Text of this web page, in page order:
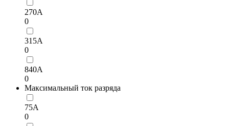
270A
0
315А
0
840A
0
Максимальный ток разряда
75А
0